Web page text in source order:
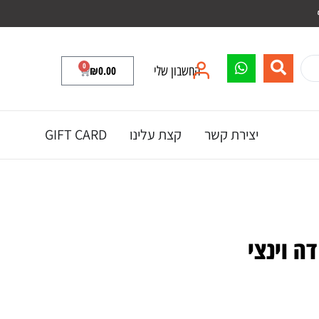
החשבון שלי ₪0.00
0
יצירת קשר קצת עלינו GIFT CARD
וינצי